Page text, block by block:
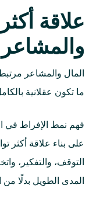
علاقة
والمشاعر
المال والمشاعر
ما تكون عقلانية
فهم نمط الإفراط في
على بناء علاقة أكثر
التوقف، والتفكير،
المدى الطويل بدلًا من